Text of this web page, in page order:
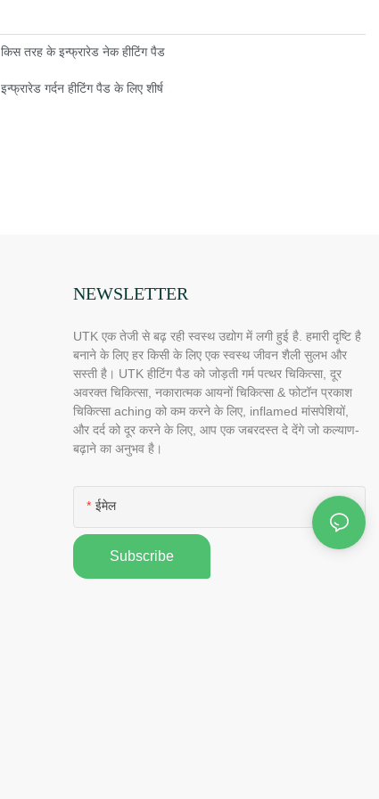
किस तरह के इन्फ्रारेड नेक हीटिंग पैड मौजूद हैं?
इन्फ्रारेड गर्दन हीटिंग पैड के लिए शीर्ष युक्तियाँ
NEWSLETTER
UTK एक तेजी से बढ़ रही स्वस्थ उद्योग में लगी हुई है. हमारी दृष्टि है
बनाने के लिए हर किसी के लिए एक स्वस्थ जीवन शैली सुलभ और
सस्ती है। UTK हीटिंग पैड को जोड़ती गर्म पत्थर चिकित्सा, दूर
अवरक्त चिकित्सा, नकारात्मक आयनों चिकित्सा & फोटॉन प्रकाश
चिकित्सा aching को कम करने के लिए, inflamed मांसपेशियों,
और दर्द को दूर करने के लिए, आप एक जबरदस्त दे देंगे जो कल्याण-
बढ़ाने का अनुभव है।
ईमेल
Subscribe